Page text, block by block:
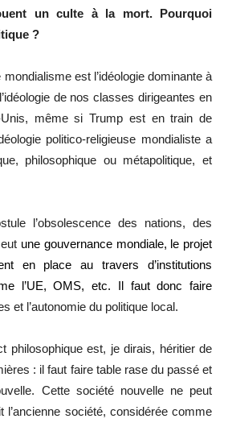
un culte à la mort. Pourquoi
?
mondialisme est l’idéologie dominante à
de nos classes dirigeantes en
même si Trump est en train de
politico-religieuse mondialiste a
philosophique ou métapolitique, et
l’obsolescence des nations, des
une gouvernance mondiale, le projet
en place au travers d’institutions
l’UE, OMS, etc. Il faut donc faire
et l’autonomie du politique local.
philosophique est, je dirais, héritier de
: il faut faire table rase du passé et
Cette société nouvelle ne peut
l’ancienne société, considérée comme